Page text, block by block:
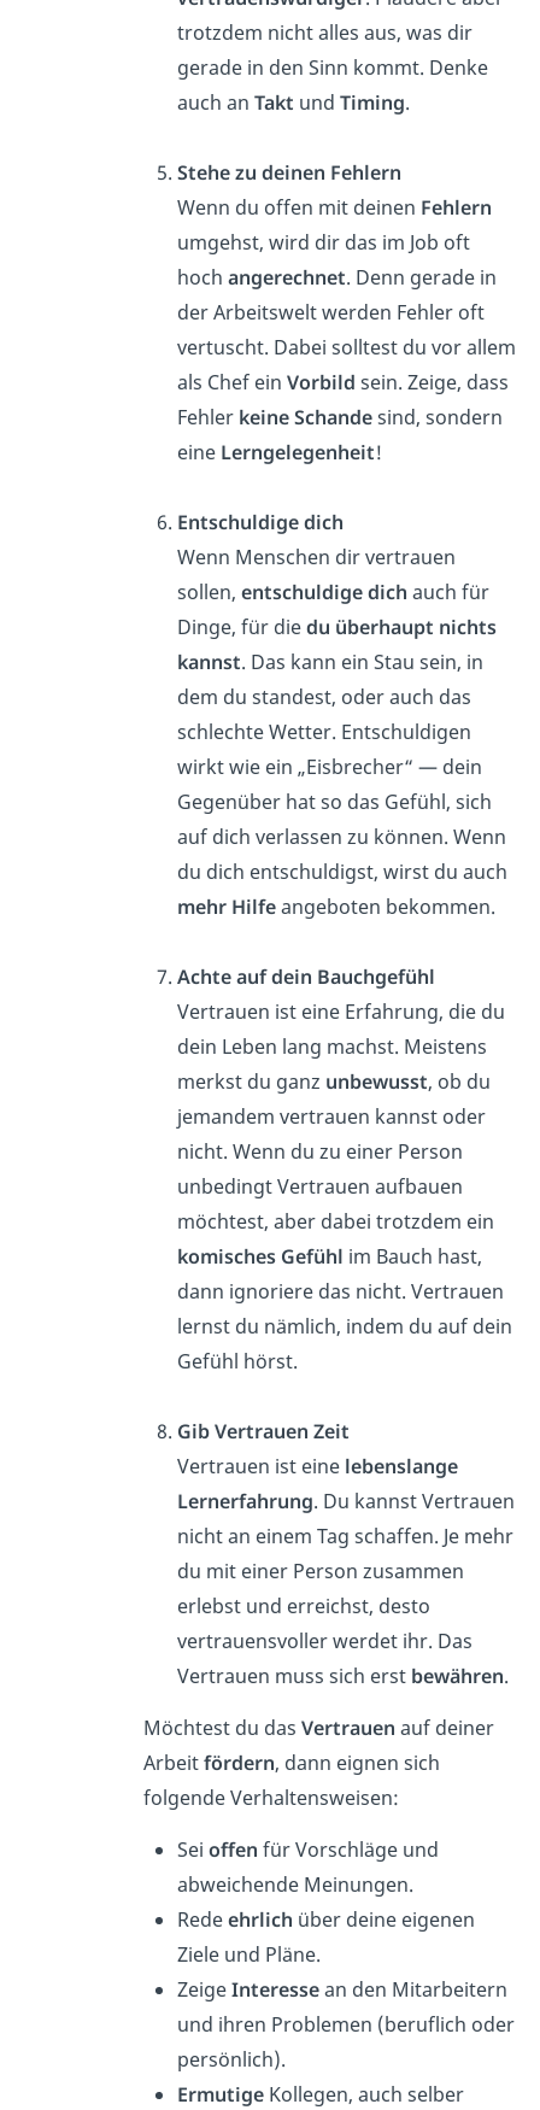
trotzdem nicht alles aus, was dir
gerade in den Sinn kommt. Denke
auch an Takt und Timing.
Stehe zu deinen Fehlern
Wenn du offen mit deinen Fehlern
umgehst, wird dir das im Job oft
hoch angerechnet. Denn gerade in
der Arbeitswelt werden Fehler oft
vertuscht. Dabei solltest du vor allem
als Chef ein Vorbild sein. Zeige, dass
Fehler keine Schandesind, sondern
eine Lerngelegenheit!
Entschuldige dich
Wenn Menschen dir vertrauen
sollen, entschuldigedich auch für
Dinge, für diedu überhaupt nichts
kannst. Das kann ein Stau sein, in
dem du standest, oder auch das
schlechte Wetter. Entschuldigen
wirkt wie ein „Eisbrecher“ — dein
Gegenüber hat so das Gefühl, sich
auf dich verlassen zu können. Wenn
du dich entschuldigst, wirst du auch
mehr Hilfeangeboten bekommen.
Achte auf dein Bauchgefühl
Vertrauen ist eine Erfahrung, die du
dein Leben lang machst. Meistens
merkst du ganz unbewusst, ob du
jemandem vertrauen kannst oder
nicht. Wenn du zu einer Person
unbedingt Vertrauen aufbauen
möchtest, aber dabei trotzdem ein
komisches Gefühl im Bauch hast,
dann ignoriere das nicht. Vertrauen
lernst du nämlich, indem du auf dein
Gefühl hörst.
Gib Vertrauen Zeit
Vertrauen ist eine lebenslange
Lernerfahrung. Du kannst Vertrauen
nicht an einem Tag schaffen. Je mehr
du mit einer Person zusammen
erlebst und erreichst, desto
vertrauensvoller werdet ihr. Das
Vertrauen muss sich erst bewähren.
Möchtest du das Vertrauen auf deiner
Arbeitfördern, dann eignen sich
folgende Verhaltensweisen:
Sei offen für Vorschläge und
abweichende Meinungen.
Redeehrlich über deine eigenen
Ziele und Pläne.
ZeigeInteressean den Mitarbeitern
und ihren Problemen (beruflich oder
persönlich).
ErmutigeKollegen, auch selber